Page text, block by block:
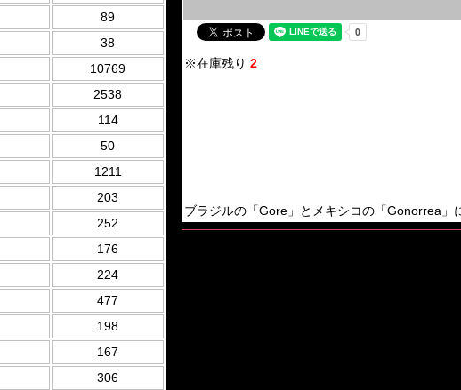
89
38
10769
2538
114
50
1211
203
252
176
224
477
198
167
306
※在庫残り 2
ブラジルの「Gore」とメキシコの「Gonorrea」